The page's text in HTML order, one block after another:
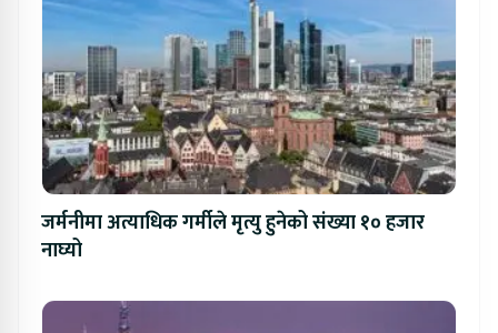
जर्मनीमा अत्याधिक गर्मीले मृत्यु हुनेको संख्या १० हजार
नाघ्यो